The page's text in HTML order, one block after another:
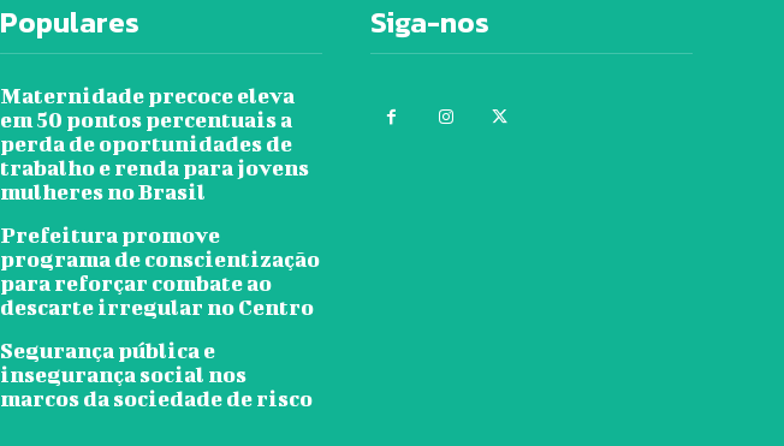
Populares
Maternidade precoce eleva
em 50 pontos percentuais a
perda de oportunidades de
trabalho e renda para jovens
mulheres no Brasil
Prefeitura promove
programa de conscientização
para reforçar combate ao
descarte irregular no Centro
Segurança pública e
insegurança social nos
marcos da sociedade de risco
Siga-nos